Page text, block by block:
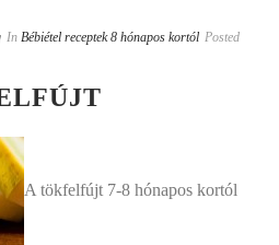
In Bébiétel receptek 8 hónapos kortól Posted
A tökfelfújt 7-8 hónapos kortól